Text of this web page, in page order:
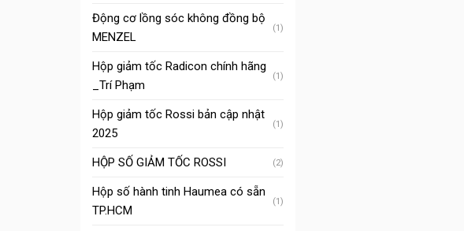
Động cơ lồng sóc không đồng bộ
MENZEL
(1)
Hộp giảm tốc Radicon chính hãng
_Trí Phạm
(1)
Hộp giảm tốc Rossi bản cập nhật
2025
(1)
HỘP SỐ GIẢM TỐC ROSSI (2)
Hộp số hành tinh Haumea có sẵn
TP.HCM
(1)